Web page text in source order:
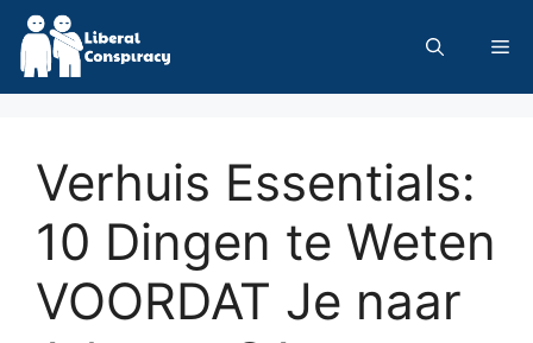
Skip
content
Verhuis Essentials:
10 Dingen te Weten
VOORDAT Je naar